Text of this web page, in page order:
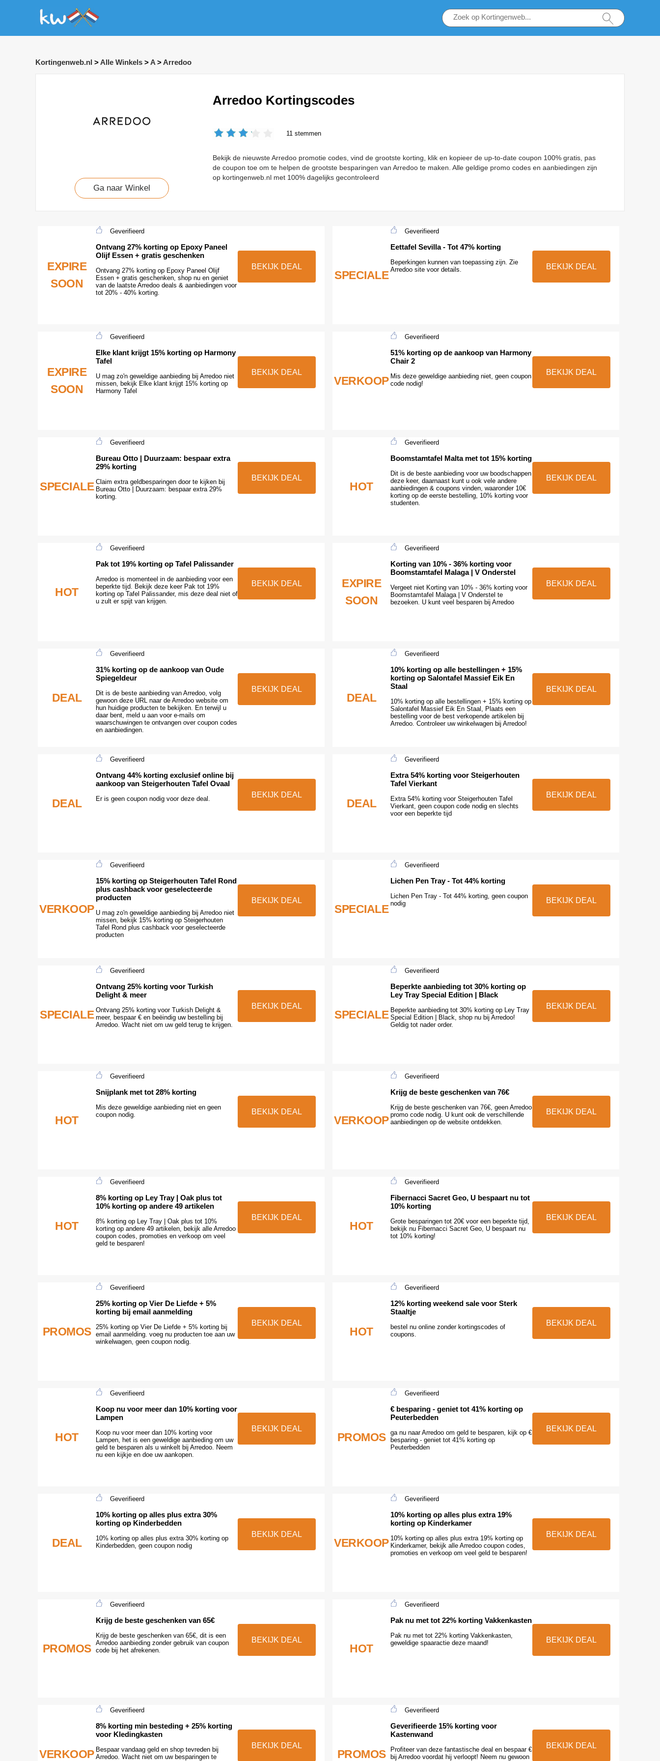
Kortingenweb.nl > Alle Winkels > A > Arredoo
Ga naar Winkel
Arredoo Kortingscodes
11 stemmen
Bekijk de nieuwste Arredoo promotie codes, vind de grootste korting, klik en kopieer de up-to-date coupon 100% gratis, pas
de coupon toe om te helpen de grootste besparingen van Arredoo te maken. Alle geldige promo codes en aanbiedingen zijn
op kortingenweb.nl met 100% dagelijks gecontroleerd
EXPIRE
SOON
Geverifieerd
Ontvang 27% korting op Epoxy Paneel
Olijf Essen + gratis geschenken
Ontvang 27% korting op Epoxy Paneel Olijf
Essen + gratis geschenken, shop nu en geniet
van de laatste Arredoo deals & aanbiedingen voor
tot 20% - 40% korting.
BEKIJK DEAL
SPECIALE
Geverifieerd
Eettafel Sevilla - Tot 47% korting
Beperkingen kunnen van toepassing zijn. Zie
Arredoo site voor details.
BEKIJK DEAL
EXPIRE
SOON
Geverifieerd
Elke klant krijgt 15% korting op Harmony
Tafel
U mag zo'n geweldige aanbieding bij Arredoo niet
missen, bekijk Elke klant krijgt 15% korting op
Harmony Tafel
BEKIJK DEAL
VERKOOP
Geverifieerd
51% korting op de aankoop van Harmony
Chair 2
Mis deze geweldige aanbieding niet, geen coupon
code nodig!
BEKIJK DEAL
SPECIALE
Geverifieerd
Bureau Otto | Duurzaam: bespaar extra
29% korting
Claim extra geldbesparingen door te kijken bij
Bureau Otto | Duurzaam: bespaar extra 29%
korting.
BEKIJK DEAL
HOT
Geverifieerd
Boomstamtafel Malta met tot 15% korting
Dit is de beste aanbieding voor uw boodschappen
deze keer, daarnaast kunt u ook vele andere
aanbiedingen & coupons vinden, waaronder 10€
korting op de eerste bestelling, 10% korting voor
studenten.
BEKIJK DEAL
HOT
Geverifieerd
Pak tot 19% korting op Tafel Palissander
Arredoo is momenteel in de aanbieding voor een
beperkte tijd. Bekijk deze keer Pak tot 19%
korting op Tafel Palissander, mis deze deal niet of
u zult er spijt van krijgen.
BEKIJK DEAL
EXPIRE
SOON
Geverifieerd
Korting van 10% - 36% korting voor
Boomstamtafel Malaga | V Onderstel
Vergeet niet Korting van 10% - 36% korting voor
Boomstamtafel Malaga | V Onderstel te
bezoeken. U kunt veel besparen bij Arredoo
BEKIJK DEAL
DEAL
Geverifieerd
31% korting op de aankoop van Oude
Spiegeldeur
Dit is de beste aanbieding van Arredoo, volg
gewoon deze URL naar de Arredoo website om
hun huidige producten te bekijken. En terwijl u
daar bent, meld u aan voor e-mails om
waarschuwingen te ontvangen over coupon codes
en aanbiedingen.
BEKIJK DEAL
DEAL
Geverifieerd
10% korting op alle bestellingen + 15%
korting op Salontafel Massief Eik En
Staal
10% korting op alle bestellingen + 15% korting op
Salontafel Massief Eik En Staal, Plaats een
bestelling voor de best verkopende artikelen bij
Arredoo. Controleer uw winkelwagen bij Arredoo!
BEKIJK DEAL
DEAL
Geverifieerd
Ontvang 44% korting exclusief online bij
aankoop van Steigerhouten Tafel Ovaal
Er is geen coupon nodig voor deze deal. BEKIJK DEAL
DEAL
Geverifieerd
Extra 54% korting voor Steigerhouten
Tafel Vierkant
Extra 54% korting voor Steigerhouten Tafel
Vierkant, geen coupon code nodig en slechts
voor een beperkte tijd
BEKIJK DEAL
VERKOOP
Geverifieerd
15% korting op Steigerhouten Tafel Rond
plus cashback voor geselecteerde
producten
U mag zo'n geweldige aanbieding bij Arredoo niet
missen, bekijk 15% korting op Steigerhouten
Tafel Rond plus cashback voor geselecteerde
producten
BEKIJK DEAL
SPECIALE
Geverifieerd
Lichen Pen Tray - Tot 44% korting
Lichen Pen Tray - Tot 44% korting, geen coupon
nodig
BEKIJK DEAL
SPECIALE
Geverifieerd
Ontvang 25% korting voor Turkish
Delight & meer
Ontvang 25% korting voor Turkish Delight &
meer, bespaar € en beëindig uw bestelling bij
Arredoo. Wacht niet om uw geld terug te krijgen.
BEKIJK DEAL
SPECIALE
Geverifieerd
Beperkte aanbieding tot 30% korting op
Ley Tray Special Edition | Black
Beperkte aanbieding tot 30% korting op Ley Tray
Special Edition | Black, shop nu bij Arredoo!
Geldig tot nader order.
BEKIJK DEAL
HOT
Geverifieerd
Snijplank met tot 28% korting
Mis deze geweldige aanbieding niet en geen
coupon nodig.
BEKIJK DEAL
VERKOOP
Geverifieerd
Krijg de beste geschenken van 76€
Krijg de beste geschenken van 76€, geen Arredoo
promo code nodig. U kunt ook de verschillende
aanbiedingen op de website ontdekken.
BEKIJK DEAL
HOT
Geverifieerd
8% korting op Ley Tray | Oak plus tot
10% korting op andere 49 artikelen
8% korting op Ley Tray | Oak plus tot 10%
korting op andere 49 artikelen, bekijk alle Arredoo
coupon codes, promoties en verkoop om veel
geld te besparen!
BEKIJK DEAL
HOT
Geverifieerd
Fibernacci Sacret Geo, U bespaart nu tot
10% korting
Grote besparingen tot 20€ voor een beperkte tijd,
bekijk nu Fibernacci Sacret Geo, U bespaart nu
tot 10% korting!
BEKIJK DEAL
PROMOS
Geverifieerd
25% korting op Vier De Liefde + 5%
korting bij email aanmelding
25% korting op Vier De Liefde + 5% korting bij
email aanmelding. voeg nu producten toe aan uw
winkelwagen, geen coupon nodig.
BEKIJK DEAL
HOT
Geverifieerd
12% korting weekend sale voor Sterk
Staaltje
bestel nu online zonder kortingscodes of
coupons.
BEKIJK DEAL
HOT
Geverifieerd
Koop nu voor meer dan 10% korting voor
Lampen
Koop nu voor meer dan 10% korting voor
Lampen, het is een geweldige aanbieding om uw
geld te besparen als u winkelt bij Arredoo. Neem
nu een kijkje en doe uw aankopen.
BEKIJK DEAL
PROMOS
Geverifieerd
€ besparing - geniet tot 41% korting op
Peuterbedden
ga nu naar Arredoo om geld te besparen, kijk op €
besparing - geniet tot 41% korting op
Peuterbedden
BEKIJK DEAL
DEAL
Geverifieerd
10% korting op alles plus extra 30%
korting op Kinderbedden
10% korting op alles plus extra 30% korting op
Kinderbedden, geen coupon nodig
BEKIJK DEAL
VERKOOP
Geverifieerd
10% korting op alles plus extra 19%
korting op Kinderkamer
10% korting op alles plus extra 19% korting op
Kinderkamer, bekijk alle Arredoo coupon codes,
promoties en verkoop om veel geld te besparen!
BEKIJK DEAL
PROMOS
Geverifieerd
Krijg de beste geschenken van 65€
Krijg de beste geschenken van 65€, dit is een
Arredoo aanbieding zonder gebruik van coupon
code bij het afrekenen.
BEKIJK DEAL
HOT
Geverifieerd
Pak nu met tot 22% korting Vakkenkasten
Pak nu met tot 22% korting Vakkenkasten,
geweldige spaaractie deze maand!
BEKIJK DEAL
VERKOOP
Geverifieerd
8% korting min besteding + 25% korting
voor Kledingkasten
Bespaar vandaag geld en shop tevreden bij
Arredoo. Wacht niet om uw besparingen te
BEKIJK DEAL
PROMOS
Geverifieerd
Geverifieerde 15% korting voor
Kastenwand
Profiteer van deze fantastische deal en bespaar €
bij Arredoo voordat hij verloopt! Neem nu gewoon
BEKIJK DEAL